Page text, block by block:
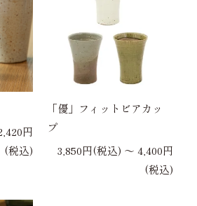
円
(税込)
「優」フィットビアカッ
プ
3,850円(税込) 〜 4,400円
(税込)